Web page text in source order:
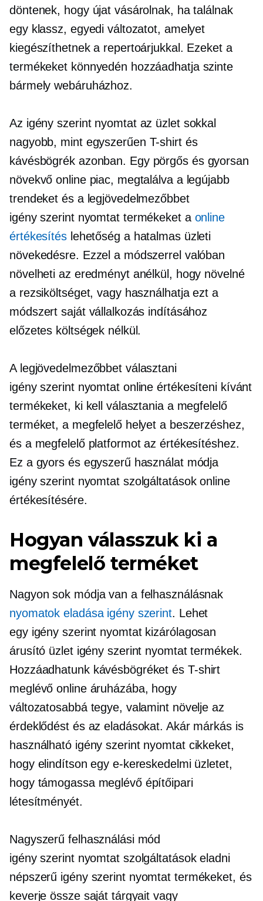
döntenek, hogy újat vásárolnak, ha találnak
egy klassz, egyedi változatot, amelyet
kiegészíthetnek a repertoárjukkal. Ezeket a
termékeket könnyedén hozzáadhatja szinte
bármely webáruházhoz.
Az igény szerint nyomtataz üzlet sokkal
nagyobb, mint egyszerűen T-shirtés
kávésbögrék azonban. Egy pörgősés gyorsan
növekvő online piac, megtalálva a legújabb
trendeket és a legjövedelmezőbbet
igény szerint nyomtattermékeket a online
értékesítéslehetőség a hatalmas üzleti
növekedésre. Ezzel a módszerrel valóban
növelheti az eredményt anélkül, hogy növelné
a rezsiköltséget, vagy használhatja ezt a
módszert saját vállalkozás indításához
előzetes költségek nélkül.
A legjövedelmezőbbet választani
igény szerint nyomtatonline értékesíteni kívánt
termékeket, ki kell választania a megfelelő
terméket, a megfelelő helyet a beszerzéshez,
és a megfelelő platformot az értékesítéshez.
Ez a gyors és egyszerű használat módja
igény szerint nyomtatszolgáltatások online
értékesítésére.
Hogyan válasszuk ki a
megfelelő terméket
Nagyon sok módja van a felhasználásnak
nyomatok eladása igény szerint. Lehet
egy igény szerint nyomtatkizárólagosan
árusító üzlet igény szerint nyomtattermékek.
Hozzáadhatunk kávésbögréket és T-shirt
meglévő online áruházába, hogy
változatosabbá tegye, valamint növelje az
érdeklődést és az eladásokat. Akár márkás is
használható igény szerint nyomtatcikkeket,
hogy elindítson egy e-kereskedelmi üzletet,
hogy támogassa meglévő építőipari
létesítményét.
Nagyszerű felhasználási mód
igény szerint nyomtatszolgáltatások eladni
népszerű igény szerint nyomtat termékeket, és
keverje össze saját tárgyait vagy